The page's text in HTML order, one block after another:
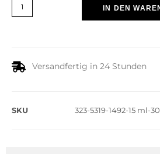
IN DEN
Versandfertig in 24 Stunden
SKU 323-5319-1492-15 ml-